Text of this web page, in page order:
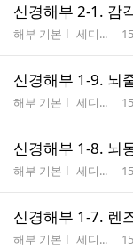
신경해부 2-1. 감
게시판명
해부 기본 작성자
세디...
신경해부 1-9. 뇌
게시판명
해부 기본 작성자
세디...
신경해부 1-8. 뇌
게시판명
해부 기본 작성자
세디...
신경해부 1-7. 렌
게시판명
해부 기본 작성자
세디...